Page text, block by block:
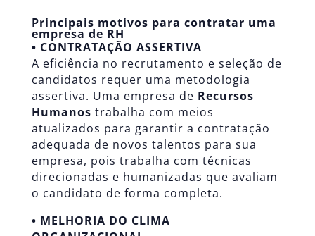
Principais motivos para contratar uma
empresa de RH
• CONTRATAÇÃO ASSERTIVA
A eficiência no recrutamento e seleção de
candidatos requer uma metodologia
assertiva. Uma empresa de Recursos
Humanos trabalha com meios
atualizados para garantir a contratação
adequada de novos talentos para sua
empresa, pois trabalha com técnicas
direcionadas e humanizadas que avaliam
o candidato de forma completa.
• MELHORIA DO CLIMA